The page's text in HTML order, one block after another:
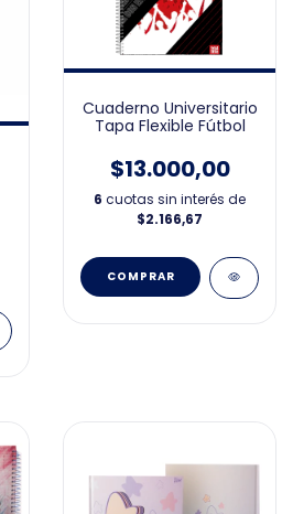
Cuaderno Universitario
Tapa Flexible Fútbol
$13.000,00
6 cuotas sin interés de
$2.166,67
COMPRAR